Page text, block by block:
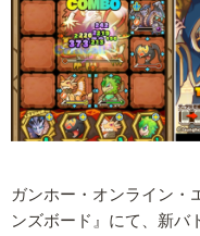
ガンホー・オンライン・
ンズボード』にて、新バ